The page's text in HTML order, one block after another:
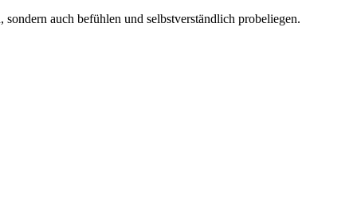
sondern auch befühlen und selbstverständlich probeliegen.